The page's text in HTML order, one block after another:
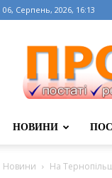
06, Серпень, 2026, 16:13
НОВИНИ
Новини На